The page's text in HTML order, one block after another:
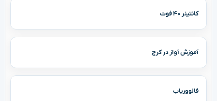
کانتینر ۴۰ فوت
آموزش آواز در کرج
فالووریاب